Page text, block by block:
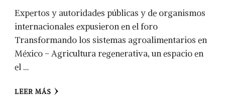
Expertos y autoridades públicas y de organismos
internacionales expusieron en el foro
Transformando los sistemas agroalimentarios en
México – Agricultura regenerativa, un espacio en
el …
LEER MÁS